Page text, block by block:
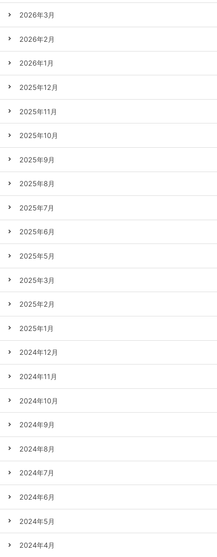
2026年3月
2026年2月
2026年1月
2025年12月
2025年11月
2025年10月
2025年9月
2025年8月
2025年7月
2025年6月
2025年5月
2025年3月
2025年2月
2025年1月
2024年12月
2024年11月
2024年10月
2024年9月
2024年8月
2024年7月
2024年6月
2024年5月
2024年4月